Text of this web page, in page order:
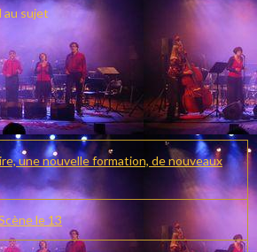
au sujet
une nouvelle formation, de nouveaux
le 13